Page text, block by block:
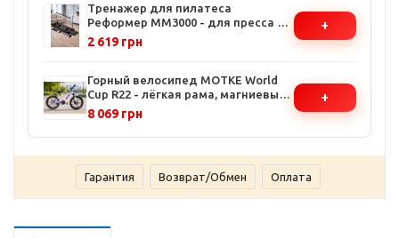
Тренажер для пилатеса
Реформер MM3000 - для пресса и
ног, с эластичными лентами,
компактный и
2 619 грн
+
Горный велосипед МОТКЕ World
Cup R22 - лёгкая рама, магниевые
колёса, дисковые тормоза,
заниженная труба
8 069 грн
+
Гарантия Возврат/Обмен Оплата